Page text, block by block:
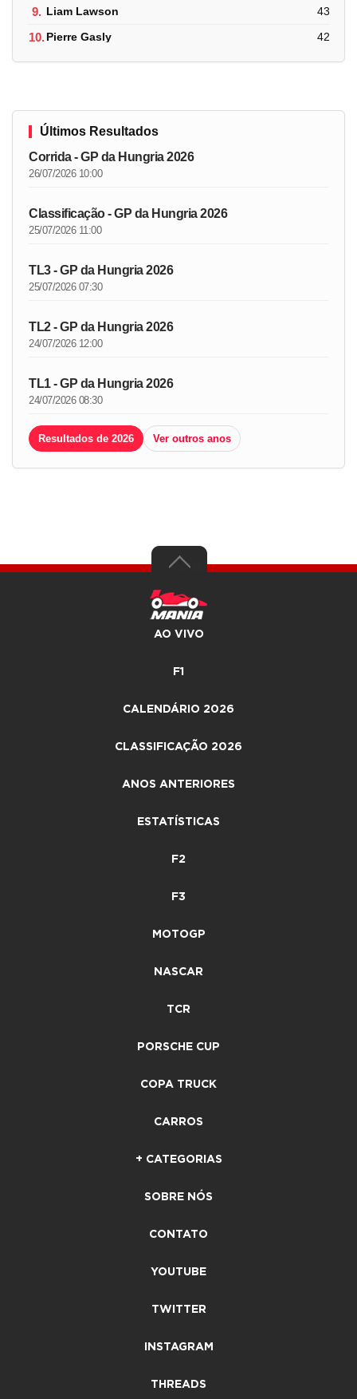
9. Liam Lawson 43
10.Pierre Gasly 42
Últimos Resultados
Corrida - GP da Hungria 2026
26/07/2026 10:00
Classificação - GP da Hungria 2026
25/07/2026 11:00
TL3 - GP da Hungria 2026
25/07/2026 07:30
TL2 - GP da Hungria 2026
24/07/2026 12:00
TL1 - GP da Hungria 2026
24/07/2026 08:30
Resultados de 2026 Ver outros anos
AO VIVO
F1
CALENDÁRIO 2026
CLASSIFICAÇÃO 2026
ANOS ANTERIORES
ESTATÍSTICAS
F2
F3
MOTOGP
NASCAR
TCR
PORSCHE CUP
COPA TRUCK
CARROS
+ CATEGORIAS
SOBRE NÓS
CONTATO
YOUTUBE
TWITTER
INSTAGRAM
THREADS